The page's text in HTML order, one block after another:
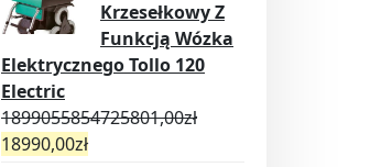
Krzesełkowy Z
Funkcją Wózka
Elektrycznego Tollo 120
Electric
1899055854725801,00zł
18990,00zł